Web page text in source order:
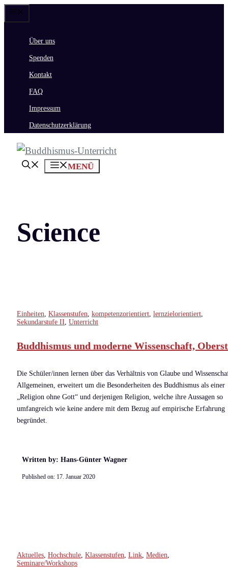
Zum
springenÜber uns
Spenden
Kontakt
FAQ
Impressum
Datenschutzerklärung
MENÜ
Science
Einheiten Klassenstufen kompetenzorientiert lernzielorientiert
Sekundarstufe II Unterricht
Buddhismus und moderne Wissenschaft,
Die Schüler/innen lernen über das Verhältnis von Glaube und
Allgemeinen, erweitert um die Besonderheiten des Buddhismus als einer
„Religion ohne Gott“ und derjenigen Religion, welche ihre Aussagen so
umfangreich wie keine andere mit dem Bezug auf empirische Erfahrung
begründet.
Written by: Hans-Günter Wagner
Published on: 17. Januar 2020
Aktuelles, Hochschule, Klassenstufen, Link, Medien,
Seminare/Workshops